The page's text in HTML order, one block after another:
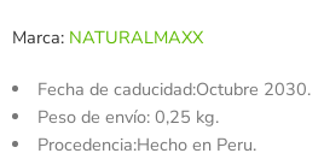
Marca: NATURALMAXX
Fecha de caducidad:Octubre 2030.
Peso de envío:0,25 kg.
Procedencia:Hecho en Peru.